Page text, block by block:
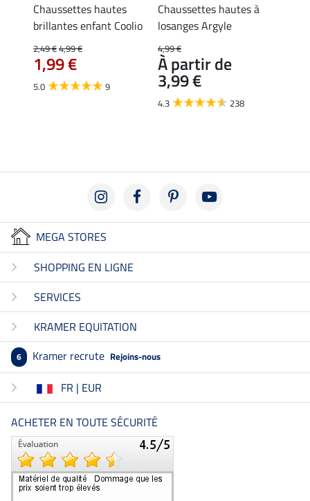
Chaussettes hautes
brillantes enfant Coolio
2,49 €4,99 €
1,99 €
5.0 9
Chaussettes hautes à
losanges Argyle
4,99 €
À partir de
3,99 €
4.3 238
MEGA STORES
SHOPPING EN LIGNE
SERVICES
KRAMER EQUITATION
6 Kramer recrute Rejoins-nous
FR | EUR
ACHETER EN TOUTE SÉCURITÉ